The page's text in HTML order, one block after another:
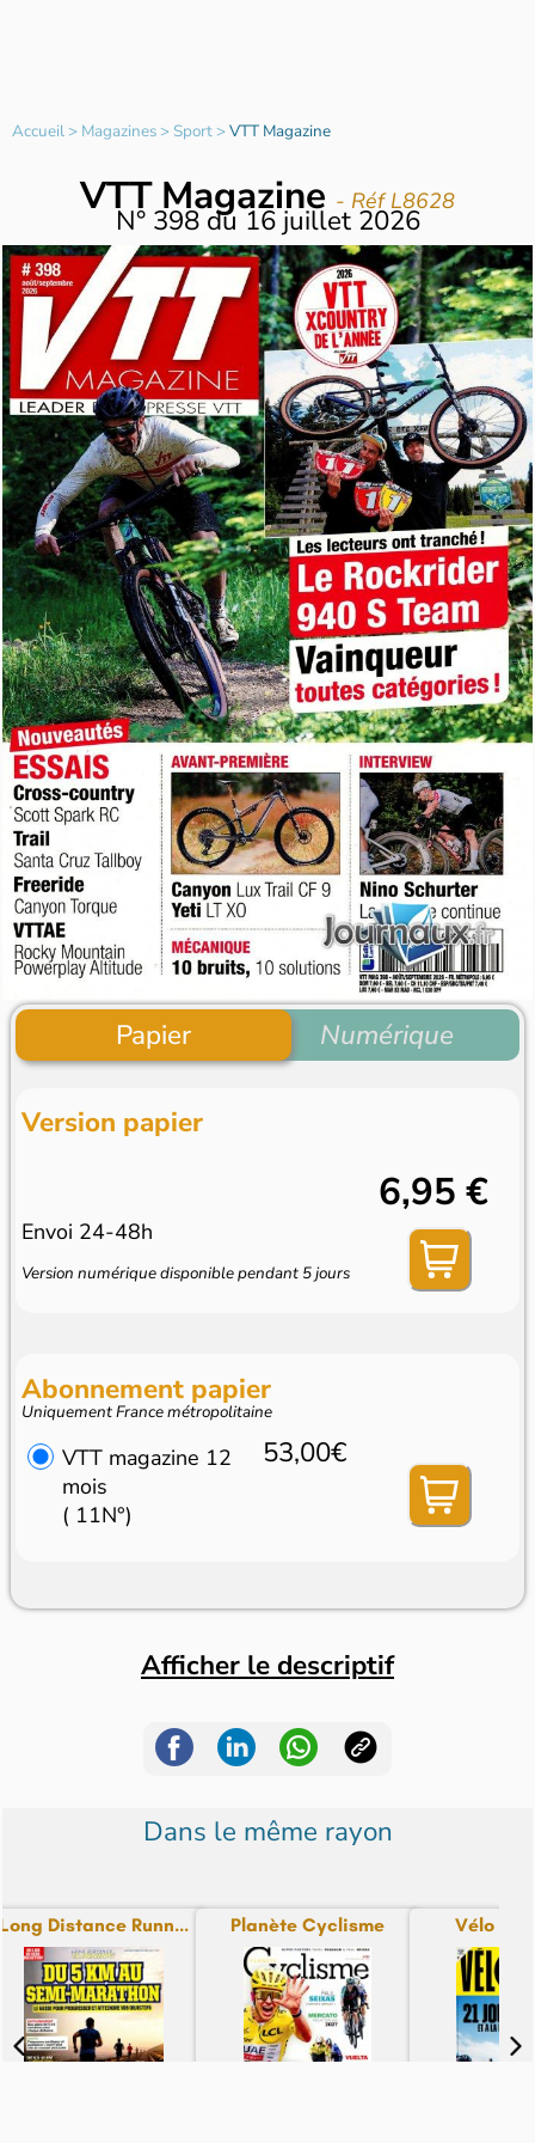
Accueil> Magazines> Sport>VTT Magazine
VTT Magazine - Réf L8628
N° 398du16 juillet 2026
Papier Numérique
Version papier
Envoi 24-48h
6,95 €
Version numérique disponible pendant 5 jours
Abonnement papier
Uniquement France métropolitaine
VTT magazine 12
mois
( 11N°)
53,00€
Afficher le descriptif
Dans le même rayon
Long Distance Runn... Planète Cyclisme Vélo